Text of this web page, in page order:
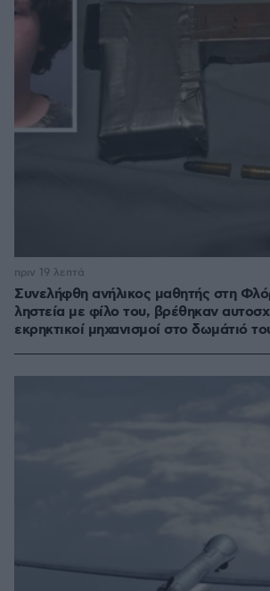
Συνελήφθη ανήλικος μαθητής στη
ληστεία με φίλο του, βρέθηκαν
εκρηκτικοί μηχανισμοί στο δωμάτιό
πριν 19 λεπτά